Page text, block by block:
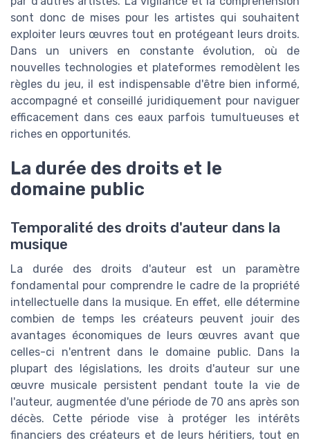
sont donc de mises pour les artistes qui souhaitent
exploiter leurs œuvres tout en protégeant leurs droits.
Dans un univers en constante évolution, où de
nouvelles technologies et plateformes remodèlent les
règles du jeu, il est indispensable d'être bien informé,
accompagné et conseillé juridiquement pour naviguer
efficacement dans ces eaux parfois tumultueuses et
riches en opportunités.
La durée des droits et le
domaine public
Temporalité des droits d'auteur dans la
musique
La durée des droits d'auteur est un paramètre
fondamental pour comprendre le cadre de la propriété
intellectuelle dans la musique. En effet, elle détermine
combien de temps les créateurs peuvent jouir des
avantages économiques de leurs œuvres avant que
celles-ci n'entrent dans le domaine public. Dans la
plupart des législations, les droits d'auteur sur une
œuvre musicale persistent pendant toute la vie de
l'auteur, augmentée d'une période de 70 ans après son
décès. Cette période vise à protéger les intérêts
financiers des créateurs et de leurs héritiers, tout en